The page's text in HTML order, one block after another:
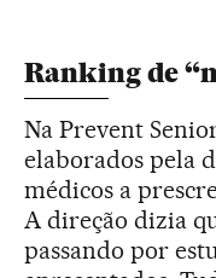
Ranking de
Na Prevent
elaborados pela
médicos a
A direção dizia
passando por